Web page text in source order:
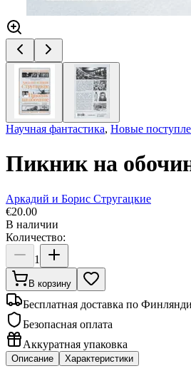
Научная фантастика, Новые
Пикник на
Аркадий и Борис Стругацкие
€20.00
В наличии
Количество:
1
В корзину
Бесплатная доставка по
Безопасная оплата
Аккуратная упаковка
Описание Характеристики